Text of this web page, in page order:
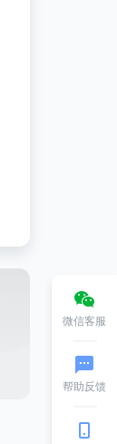
微信客服
帮助反馈